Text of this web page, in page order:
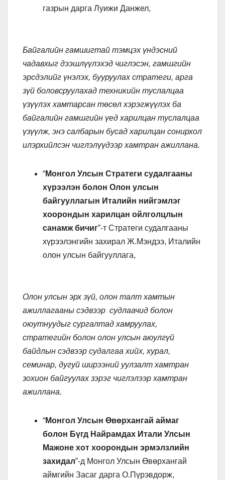
газрын дарга Луижи Данжел,
Байгалийн гамшигтай тэмцэх үндэсний
чадавхыг дээшлүүлэхэд чиглэсэн, гамшгийн
эрсдэлийг үнэлэх, бууруулах стратеги, арга
зүй боловсруулахад техникийн туслалцаа
үзүүлэх хамтарсан төсөл хэрэгжүүлэх ба
байгалийн гамшгийн үед харилцан туслалцаа
үзүүлж, энэ салбарын бусад харилцан сонирхол
илэрхийлсэн чиглэлүүдээр хамтран ажиллана.
“Монгол Улсын Стратеги судалгааны
хүрээлэн болон Олон улсын
байгууллагын Италийн нийгэмлэг
хоорондын харилцан ойлголцлын
санамж бичиг”-т Стратеги судалгааны
хүрээлэнгийн захирал Ж.Мэндээ, Италийн
олон улсын байгууллага,
Олон улсын эрх зүй, олон талт хамтын
ажиллагааны сэдвээр судлаачид болон
оюутнуудыг сургалтад хамруулах,
стратегийн болон олон улсын аюулгүй
байдлын сэдвээр судалгаа хийх, хурал,
семинар, дугуй ширээний уулзалт хамтран
зохион байгуулах зэрэг чиглэлээр хамтран
ажиллана.
“Монгол Улсын Өвөрхангай аймаг
болон Бүгд Найрамдах Итали Улсын
Мажоне хот хоорондын эрмэлзлийн
захидал”-д Монгол Улсын Өвөрхангай
аймгийн Засаг дарга О.Пүрэвдорж,